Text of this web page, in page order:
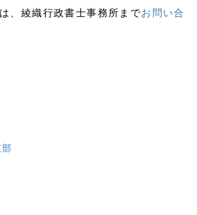
、綾織行政書士事務所までお問い合